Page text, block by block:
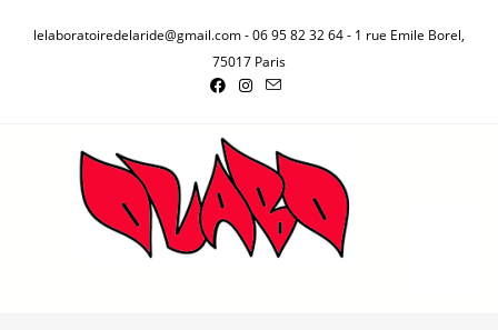
lelaboratoiredelaride@gmail.com - 06 95 82 32 64 - 1 rue Emile Borel,
75017 Paris